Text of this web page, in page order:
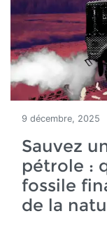
9 décembre, 2025
Sauvez
pétrole :
fossile
de la